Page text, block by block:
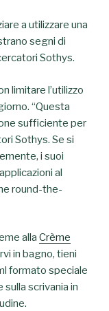
a utilizzare una
segni di
Sothys.
limitare l’utilizzo
“Questa
sufficiente per
Sothys. Se si
i suoi
al
round-the-
alla Crème
in bagno, tieni
formato speciale
scrivania in